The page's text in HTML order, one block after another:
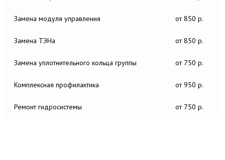
Замена модуля управления от 850 р.
Замена ТЭНа от 850 р.
Замена уплотнительного кольца группы от 750 р.
Комплексная профилактика от 950 р.
Ремонт гидросистемы от 750 р.